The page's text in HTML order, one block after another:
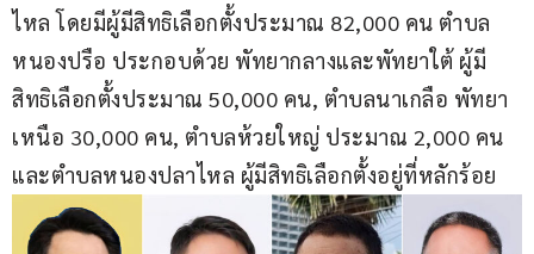
ไหล โดยมีผู้มีสิทธิเลือกตั้งประมาณ 82,000 คน ตำบล
หนองปรือ ประกอบด้วย พัทยากลางและพัทยาใต้ ผู้มี
สิทธิเลือกตั้งประมาณ 50,000 คน, ตำบลนาเกลือ พัทยา
เหนือ 30,000 คน, ตำบลห้วยใหญ่ ประมาณ 2,000 คน
และตำบลหนองปลาไหล ผู้มีสิทธิเลือกตั้งอยู่ที่หลักร้อย